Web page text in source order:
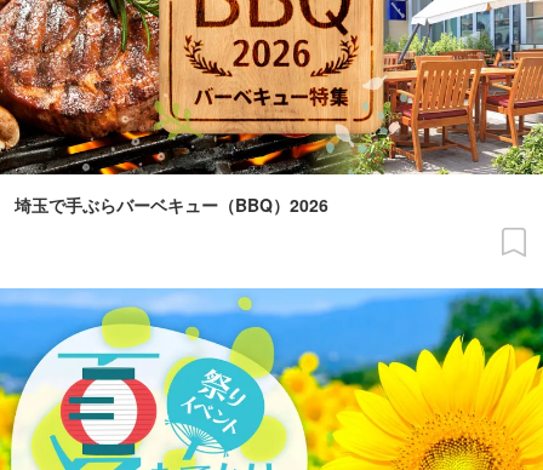
埼玉で手ぶらバーベキュー（BBQ）2026